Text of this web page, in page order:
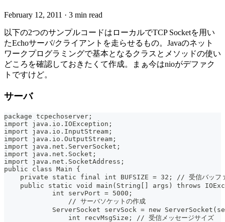
February 12, 2011 · 3 min read
以下の2つのサンプルコードはローカルでTCP Socketを用い
たEchoサーバ/クライアントを走らせるもの。Javaのネット
ワークプログラミングで基本となるクラスとメソッドの使い
どころを確認しておきたくて作成。まぁ今はnioがデファク
トですけど。
サーバ
package tcpechoserver;
import java.io.IOException;
import java.io.InputStream;
import java.io.OutputStream;
import java.net.ServerSocket;
import java.net.Socket;
import java.net.SocketAddress;
public class Main {
private static final int BUFSIZE = 32; // 受信バッフ
public static void main(String[] args) throws
	    int servPort = 5000;
		// サーバソケットの作成
ServerSocket servSock = new
		int recvMsgSize; // 受信メッセージサイズ